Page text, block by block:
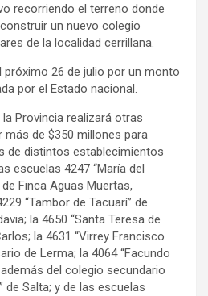
recorriendo el terreno donde
un nuevo colegio
de la localidad cerrillana.
próximo 26 de julio por un monto
por el Estado nacional.
Provincia realizará otras
de $350 millones para
de distintos establecimientos
escuelas 4247 “María del
Finca Aguas Muertas,
“Tambor de Tacuarí” de
la 4650 “Santa Teresa de
la 4631 “Virrey Francisco
de Lerma; la 4064 “Facundo
del colegio secundario
de Salta; y de las escuelas